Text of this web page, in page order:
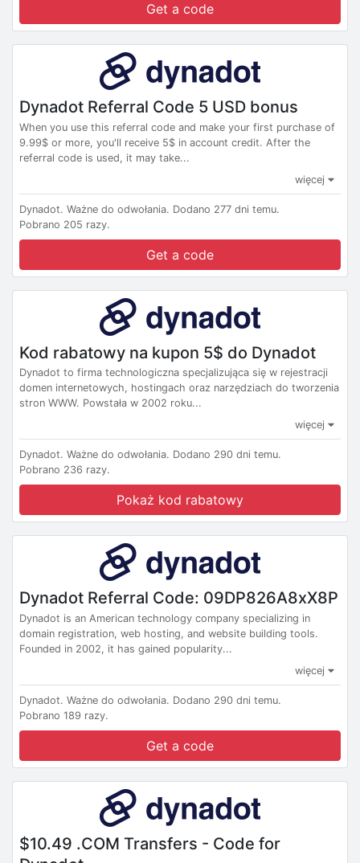
Get a code
Dynadot Referral Code 5 USD bonus
When you use this referral code and make your first purchase of
9.99$ or more, you'll receive 5$ in account credit. After the
referral code is used, it may take...
więcej
Dynadot. Ważne do odwołania. Dodano 277 dni temu.
Pobrano 205 razy.
Get a code
Kod rabatowy na kupon 5$ do Dynadot
Dynadot to firma technologiczna specjalizująca się w rejestracji
domen internetowych, hostingach oraz narzędziach do tworzenia
stron WWW. Powstała w 2002 roku...
więcej
Dynadot. Ważne do odwołania. Dodano 290 dni temu.
Pobrano 236 razy.
Pokaż kod rabatowy
Dynadot Referral Code: 09DP826A8xX8P
Dynadot is an American technology company specializing in
domain registration, web hosting, and website building tools.
Founded in 2002, it has gained popularity...
więcej
Dynadot. Ważne do odwołania. Dodano 290 dni temu.
Pobrano 189 razy.
Get a code
$10.49 .COM Transfers - Code for